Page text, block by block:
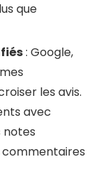
que
: Google,
les avis.
avec
notes
commentaires